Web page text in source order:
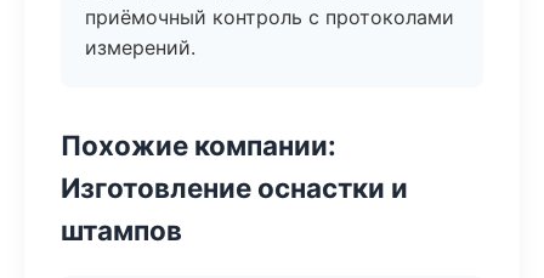
приёмочный контроль с протоколами
измерений.
Похожие компании:
Изготовление оснастки и
штампов